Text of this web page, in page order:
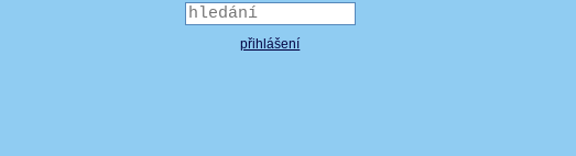
přihlášení